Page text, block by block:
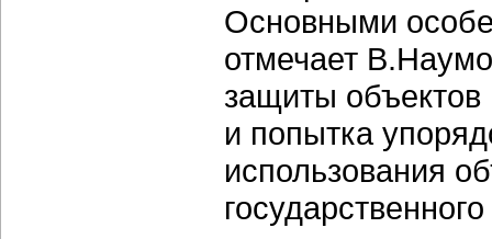
Основными
отмечает
защиты объектов
и попытка
использования